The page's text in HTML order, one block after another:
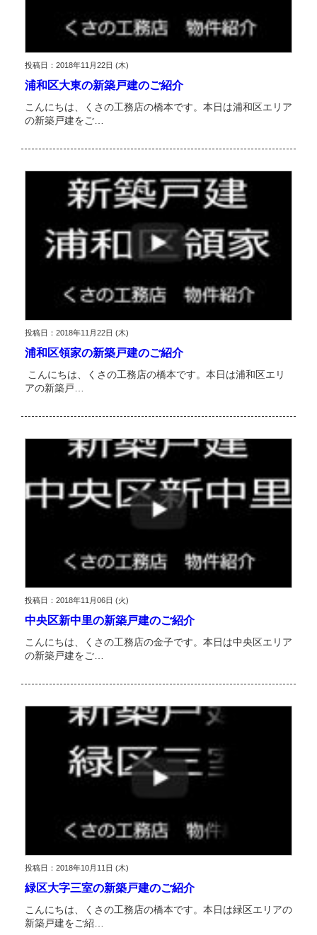
投稿日：2018年11月22日 (木)
浦和区大東の新築戸建のご紹介
こんにちは、くさの工務店の橋本です。本日は浦和区エリア
の新築戸建をご…
投稿日：2018年11月22日 (木)
浦和区領家の新築戸建のご紹介
こんにちは、くさの工務店の橋本です。本日は浦和区エリ
アの新築戸…
投稿日：2018年11月06日 (火)
中央区新中里の新築戸建のご紹介
こんにちは、くさの工務店の金子です。本日は中央区エリア
の新築戸建をご…
投稿日：2018年10月11日 (木)
緑区大字三室の新築戸建のご紹介
こんにちは、くさの工務店の橋本です。本日は緑区エリアの
新築戸建をご紹…